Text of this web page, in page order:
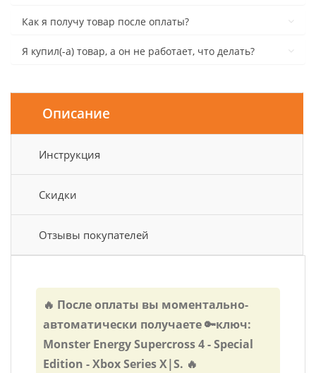
Как я получу товар после оплаты?
Я купил(-а) товар, а он не работает, что делать?
Описание
Инструкция
Скидки
Отзывы покупателей
🔥 После оплаты вы моментально-
автоматически получаете 🔑ключ:
Monster Energy Supercross 4 - Special
Edition - Xbox Series X|S. 🔥